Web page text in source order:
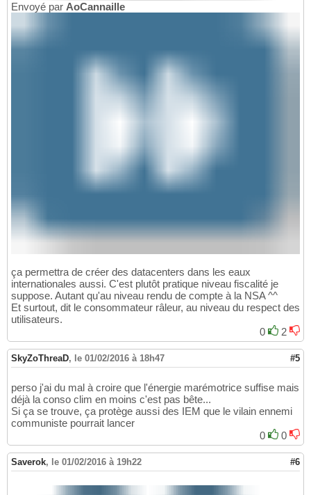
Envoyé par AoCannaille
ça permettra de créer des datacenters dans les eaux
internationales aussi. C'est plutôt pratique niveau fiscalité je
suppose. Autant qu'au niveau rendu de compte à la NSA ^^
Et surtout, dit le consommateur râleur, au niveau du respect des
utilisateurs.
0
2
SkyZoThreaD, le 01/02/2016 à 18h47 #5
perso j'ai du mal à croire que l'énergie marémotrice suffise mais
déjà la conso clim en moins c'est pas bête...
Si ça se trouve, ça protège aussi des IEM que le vilain ennemi
communiste pourrait lancer
0
0
Saverok, le 01/02/2016 à 19h22 #6